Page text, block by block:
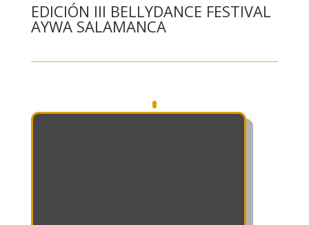
EDICIÓN III BELLYDANCE FESTIVAL
AYWA SALAMANCA